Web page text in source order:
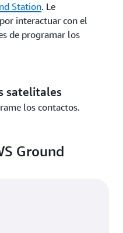
Station. Le
interactuar con el
de programar los
satelitales
los contactos.
Ground